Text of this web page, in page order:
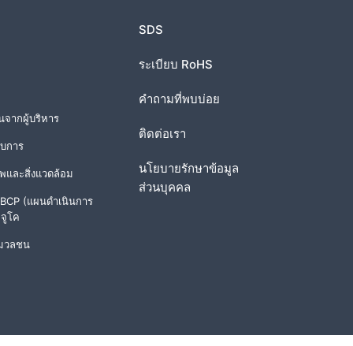
จากผู้บริหาร
การ
ละสิ่งแวดล้อม
(แผนดำเนินการ
โค
วลชน
SDS
ระเบียบ RoHS
คำถามที่พบบ่อย
ติดต่อเรา
นโยบายรักษาข้อมูล
ส่วนบุคคล